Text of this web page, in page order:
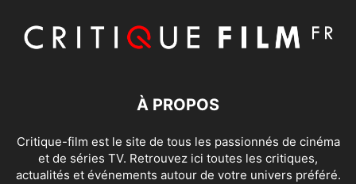
À PROPOS
Critique-film est le site de tous les passionnés de cinéma
et de séries TV. Retrouvez ici toutes les critiques,
actualités et événements autour de votre univers préféré.